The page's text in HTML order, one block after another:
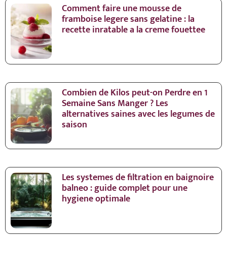
Comment faire une mousse de
framboise legere sans gelatine : la
recette inratable a la creme fouettee
Combien de Kilos peut-on Perdre en 1
Semaine Sans Manger ? Les
alternatives saines avec les legumes de
saison
Les systemes de filtration en baignoire
balneo : guide complet pour une
hygiene optimale